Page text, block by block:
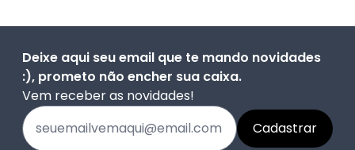
Deixe aqui seu email que te mando novidades
:), prometo não encher sua caixa.
Vem receber as novidades!